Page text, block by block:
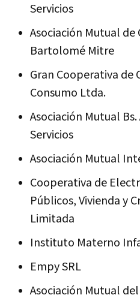
Servicios
Asociación Mutual de
Bartolomé Mitre
Gran Cooperativa de
Consumo Ltda.
Asociación Mutual
Servicios
Asociación Mutual
Cooperativa de
Públicos, Vivienda y
Limitada
Instituto Materno
Empy SRL
Asociación Mutual